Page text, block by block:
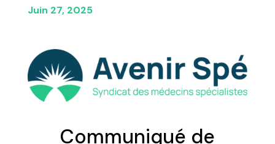
Juin 27, 2025
Communiqué de